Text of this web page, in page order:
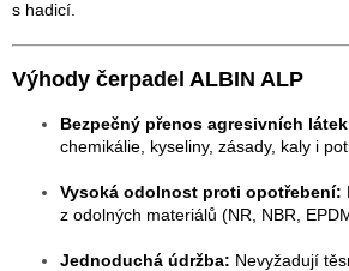
s hadicí.
Výhody čerpadel ALBIN ALP
Bezpečný přenos agresivních
chemikálie, kyseliny, zásady, kaly i
Vysoká odolnost proti opotřebení:
z odolných materiálů (NR, NBR,
Jednoduchá údržba: Nevyžadují